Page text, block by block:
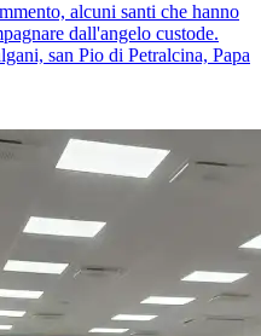
alcuni santi che hanno
dall'angelo custode.
san Pio di Petralcina, Papa